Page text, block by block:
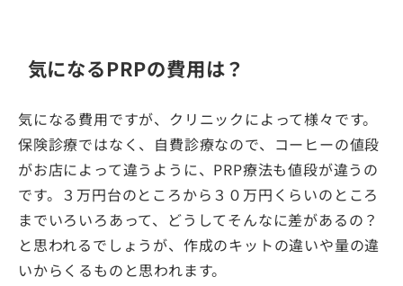
気になるPRPの費用は？
気になる費用ですが、クリニックによって様々です。
保険診療ではなく、自費診療なので、コーヒーの値段
がお店によって違うように、PRP療法も値段が違うの
です。３万円台のところから３０万円くらいのところ
までいろいろあって、どうしてそんなに差があるの？
と思われるでしょうが、作成のキットの違いや量の違
いからくるものと思われます。